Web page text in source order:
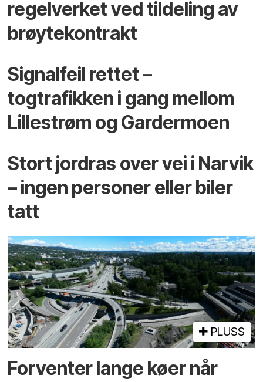
regelverket ved tildeling av
brøytekontrakt
Signalfeil rettet –
togtrafikken i gang mellom
Lillestrøm og Gardermoen
Stort jordras over vei i Narvik
– ingen personer eller biler
tatt
PLUSS
Forventer lange køer når